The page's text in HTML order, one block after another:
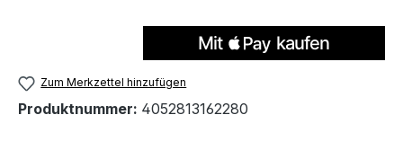
Zum Merkzettel hinzufügen
Produktnummer: 4052813162280